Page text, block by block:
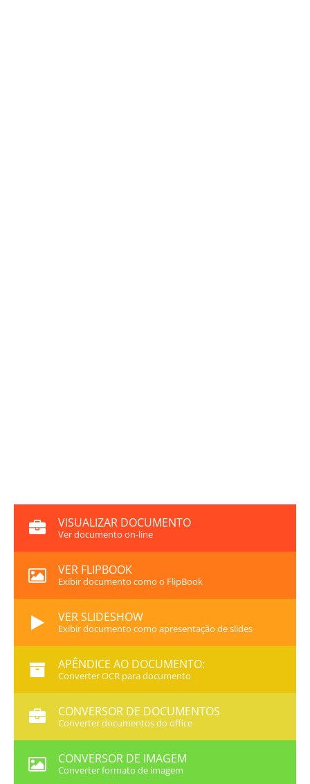
VISUALIZAR DOCUMENTO
Ver documento on-line
VER FLIPBOOK
Exibir documento como o FlipBook
VER SLIDESHOW
Exibir documento como apresentação de slides
APÊNDICE AO DOCUMENTO:
Converter OCR para documento
CONVERSOR DE DOCUMENTOS
Converter documentos do office
CONVERSOR DE IMAGEM
Converter formato de imagem